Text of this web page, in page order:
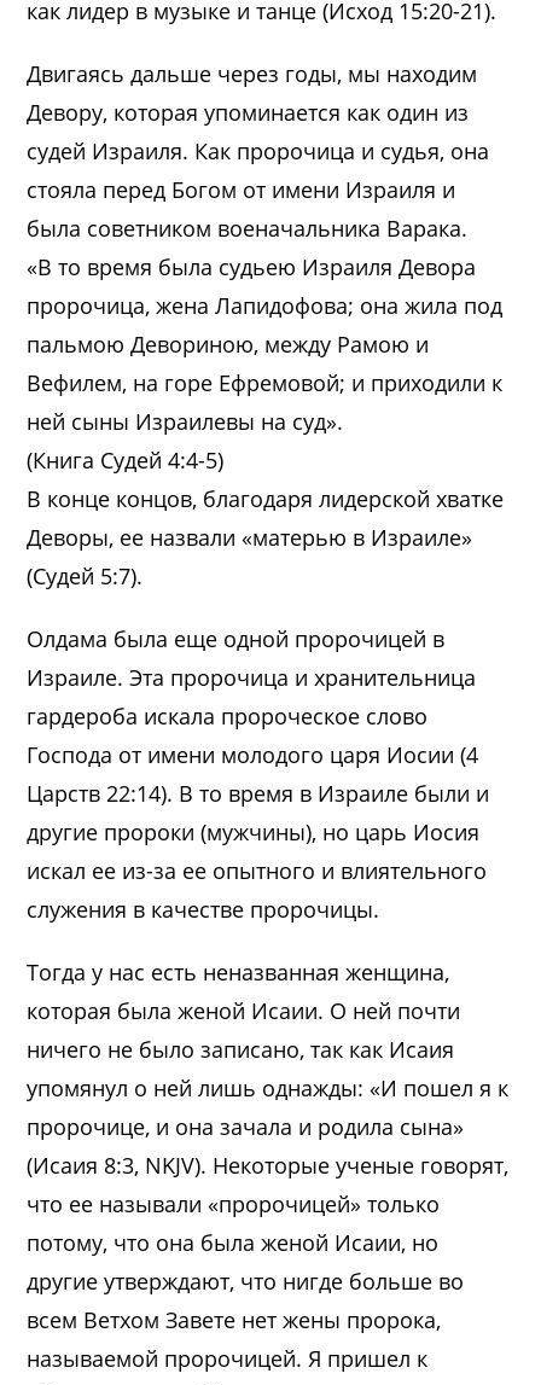
как лидер в музыке и танце (Исход 15:20-21).
Двигаясь дальше через годы, мы находим
Девору, которая упоминается как один из
судей Израиля. Как пророчица и судья, она
стояла перед Богом от имени Израиля и
была советником военачальника Варака.
«В то время была судьею Израиля Девора
пророчица, жена Лапидофова; она жила под
пальмою Девориною, между Рамою и
Вефилем, на горе Ефремовой; и приходили к
ней сыны Израилевы на суд».
(Книга Судей 4:4-5)
В конце концов, благодаря лидерской хватке
Деворы, ее назвали «матерью в Израиле»
(Судей 5:7).
Олдама была еще одной пророчицей в
Израиле. Эта пророчица и хранительница
гардероба искала пророческое слово
Господа от имени молодого царя Иосии (4
Царств 22:14). В то время в Израиле были и
другие пророки (мужчины), но царь Иосия
искал ее из-за ее опытного и влиятельного
служения в качестве пророчицы.
Тогда у нас есть неназванная женщина,
которая была женой Исаии. О ней почти
ничего не было записано, так как Исаия
упомянул о ней лишь однажды: «И пошел я к
пророчице, и она зачала и родила сына»
(Исаия 8:3, NKJV). Некоторые ученые говорят,
что ее называли «пророчицей» только
потому, что она была женой Исаии, но
другие утверждают, что нигде больше во
всем Ветхом Завете нет жены пророка,
называемой пророчицей. Я пришел к